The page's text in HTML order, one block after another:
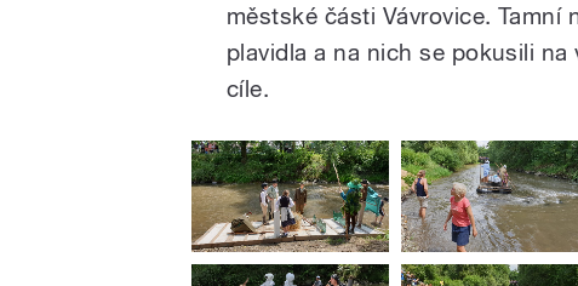
městské části Vávrovice. Tamní
plavidla a na nich se pokusili
cíle.